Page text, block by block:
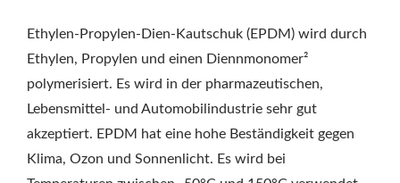
CO., LTD.
Ethylen-Propylen-Dien-Kautschuk (EPDM) wird durch
Ethylen, Propylen und einen Diennmonomer²
polymerisiert. Es wird in der pharmazeutischen,
Lebensmittel- und Automobilindustrie sehr gut
akzeptiert. EPDM hat eine hohe Beständigkeit gegen
Klima, Ozon und Sonnenlicht. Es wird bei